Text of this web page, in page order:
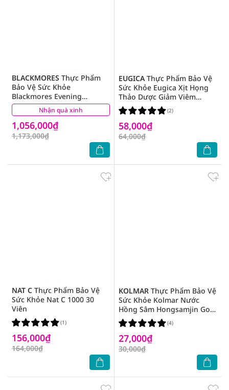
Nhận quà xinh
BLACKMORES Thực Phẩm
Bảo Vệ Sức Khỏe
Blackmores Evening
Primrose Oil Tinh Dầu Hoa
Anh Thảo 190 Viên
1,056,000₫
1,173,000₫
(8)
EUGICAThực Phẩm Bảo Vệ
Sức Khỏe Eugica Xịt Họng
Thảo Dược Giảm Viêm
Họng, Ho và Viêm Đường
Hô Hấp 10ml
58,000₫
64,000₫
(2)
NAT C Thực Phẩm Bảo Vệ
Sức Khỏe Nat C 1000 30
Viên
156,000₫
164,000₫
(1)
KOLMAR Thực Phẩm Bảo Vệ
Sức Khỏe Kolmar Nước
Hồng Sâm Hongsamjin Gold
100ml
27,000₫
30,000₫
(4)